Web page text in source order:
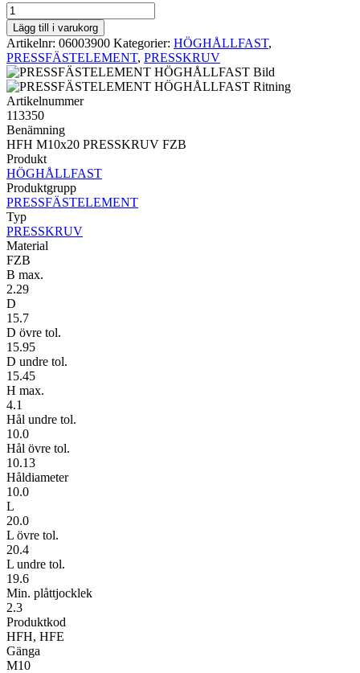
PRESSKRUV
HÖGHÅLLFAST
HFH
M10x20
PRESSKRUV
FZB
mängd
Lägg till i varukorg
Artikelnr: 06003900 Kategorier: HÖGHÅLLFAST,
PRESSFÄSTELEMENT, PRESSKRUV
Artikelnummer
113350
Benämning
HFH M10x20 PRESSKRUV FZB
Produkt
HÖGHÅLLFAST
Produktgrupp
PRESSFÄSTELEMENT
Typ
PRESSKRUV
Material
FZB
B max.
2.29
D
15.7
D övre tol.
15.95
D undre tol.
15.45
H max.
4.1
Hål undre tol.
10.0
Hål övre tol.
10.13
Håldiameter
10.0
L
20.0
L övre tol.
20.4
L undre tol.
19.6
Min. plåttjocklek
2.3
Produktkod
HFH, HFE
Gänga
M10